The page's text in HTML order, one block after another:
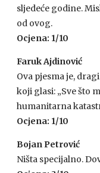
sljedeće godine.
od ovog.
Ocjena: 1/10
Faruk Ajdinović
Ova pjesma je,
koji glasi: „Sve što
humanitarna
Ocjena: 1/10
Bojan Petrović
Ništa specijalno.